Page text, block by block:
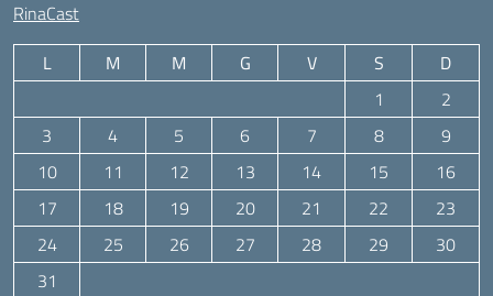
RinaCast
L M M G V S
D
1
2
3
4 5 6 7 8
9
10
11 12 13 14 15
16
17
18 19 20 21 22
23
24
25 26 27 28 29
30
31